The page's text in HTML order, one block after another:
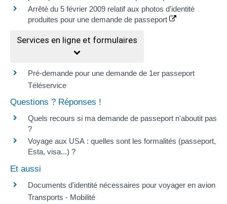
Arrêté du 5 février 2009 relatif aux photos d'identité
produites pour une demande de passeport
Services en ligne et formulaires
Pré-demande pour une demande de 1er passeport
Téléservice
Questions ? Réponses !
Quels recours si ma demande de passeport n'aboutit pas
?
Voyage aux USA : quelles sont les formalités (passeport,
Esta, visa...) ?
Et aussi
Documents d'identité nécessaires pour voyager en avion
Transports - Mobilité